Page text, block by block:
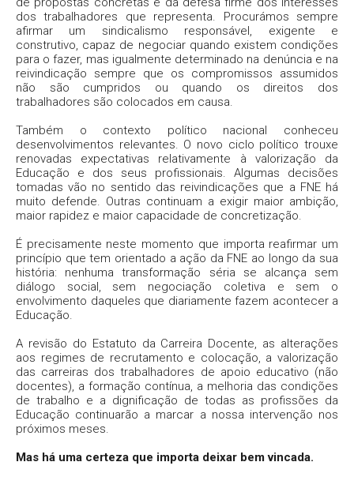
dos trabalhadores que representa. Procurámos sempre
afirmar um sindicalismo responsável, exigente e
construtivo, capaz de negociar quando existem condições
para o fazer, mas igualmente determinado na denúncia e na
reivindicação sempre que os compromissos assumidos
não são cumpridos ou quando os direitos dos
trabalhadores são colocados em causa.
Também o contexto político nacional conheceu
desenvolvimentos relevantes. O novo ciclo político trouxe
renovadas expectativas relativamente à valorização da
Educação e dos seus profissionais. Algumas decisões
tomadas vão no sentido das reivindicações que a FNE há
muito defende. Outras continuam a exigir maior ambição,
maior rapidez e maior capacidade de concretização.
É precisamente neste momento que importa reafirmar um
princípio que tem orientado a ação da FNE ao longo da sua
história: nenhuma transformação séria se alcança sem
diálogo social, sem negociação coletiva e sem o
envolvimento daqueles que diariamente fazem acontecer a
Educação.
A revisão do Estatuto da Carreira Docente, as alterações
aos regimes de recrutamento e colocação, a valorização
das carreiras dos trabalhadores de apoio educativo (não
docentes), a formação contínua, a melhoria das condições
de trabalho e a dignificação de todas as profissões da
Educação continuarão a marcar a nossa intervenção nos
próximos meses.
Mas há uma certeza que importa deixar bem vincada.